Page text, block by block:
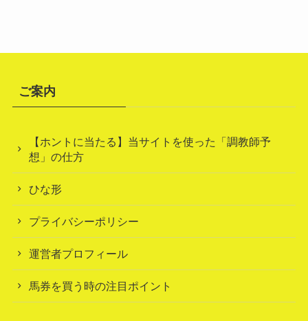
ご案内
【ホントに当たる】当サイトを使った「調教師予
想」の仕方
ひな形
プライバシーポリシー
運営者プロフィール
馬券を買う時の注目ポイント